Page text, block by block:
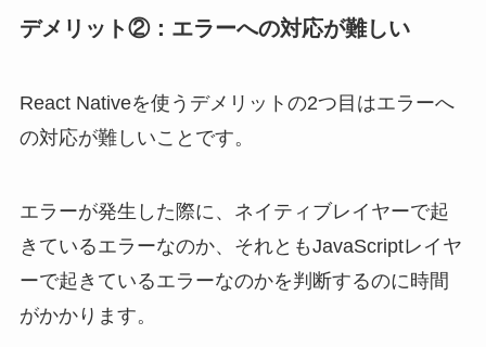
デメリット②：エラーへの対応が難しい
React Nativeを使うデメリットの2つ目はエラーへ
の対応が難しいことです。
エラーが発生した際に、ネイティブレイヤーで起
きているエラーなのか、それともJavaScriptレイヤ
ーで起きているエラーなのかを判断するのに時間
がかかります。